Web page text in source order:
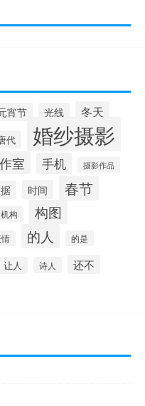
宵节 光线 冬天
代 婚纱摄影
室 手机 摄影作品
时间 春节
机构 构图
的人 的是
让人 诗人
还不